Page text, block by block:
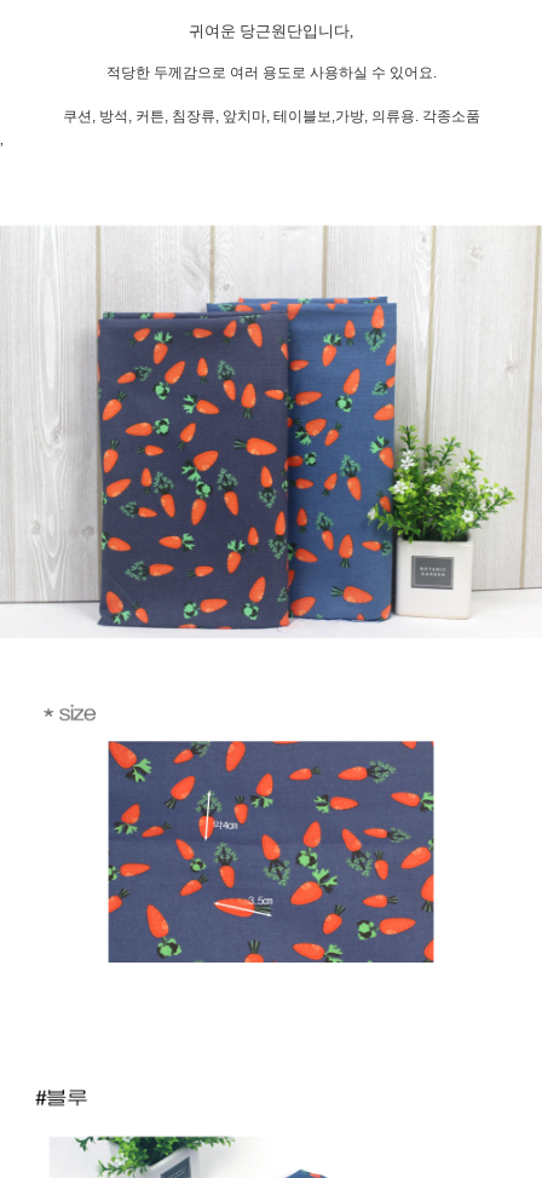
귀여운 당근원단입니다,
적당한 두께감으로 여러 용도로 사용하실 수 있어요.
쿠션, 방석, 커튼, 침장류, 앞치마, 테이블보,가방, 의류용. 각종소품
,